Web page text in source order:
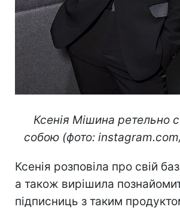
Ксенія Мішина ретельно
собою (фото:
Ксенія розповіла про свій
а також вирішила
підписниць з таким